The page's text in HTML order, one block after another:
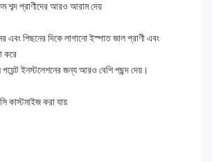
শব্দ প্রাণীদের আরও আরাম দেয়
এবং পিছনের দিকে লাগানো ইস্পাত জাল প্রাণী এবং
করে
ইনস্টলেশনের জন্য আরও বেশি পছন্দ দেয়।
কাস্টমাইজ করা যায়